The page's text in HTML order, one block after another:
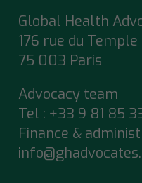
Global Health
176 rue du Temple
75 003 Paris
Advocacy team
Tel : +33 9 81 85
Finance &